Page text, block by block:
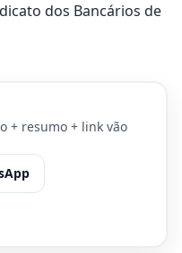
dos Bancários de
+ resumo + link vão